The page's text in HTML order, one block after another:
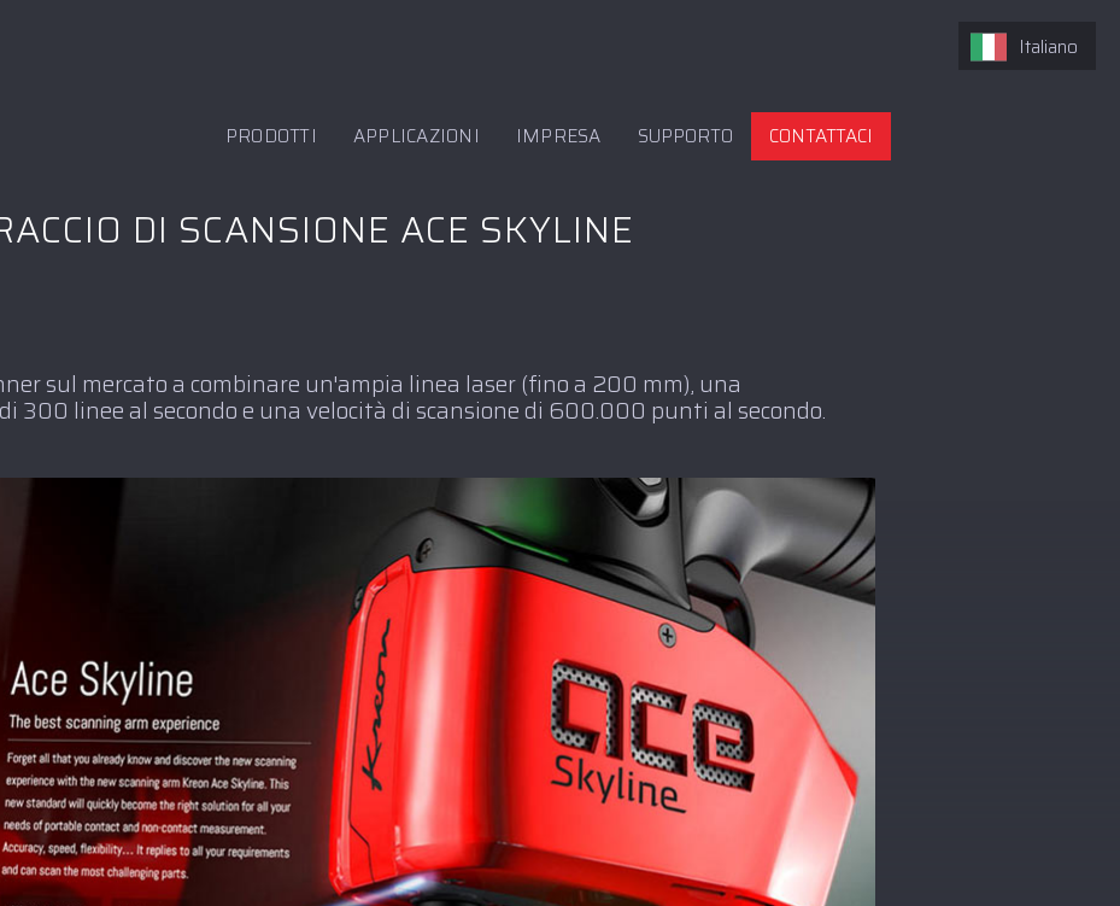
PRODOTTI APPLICAZIONI IMPRESA SUPPORTO CONTATTACI
DI SCANSIONE ACE SKYLINE
sul mercato a combinare un'ampia linea laser (fino a 200 mm), una
300 linee al secondo e una velocità di scansione di 600.000 punti al secondo.
Italiano